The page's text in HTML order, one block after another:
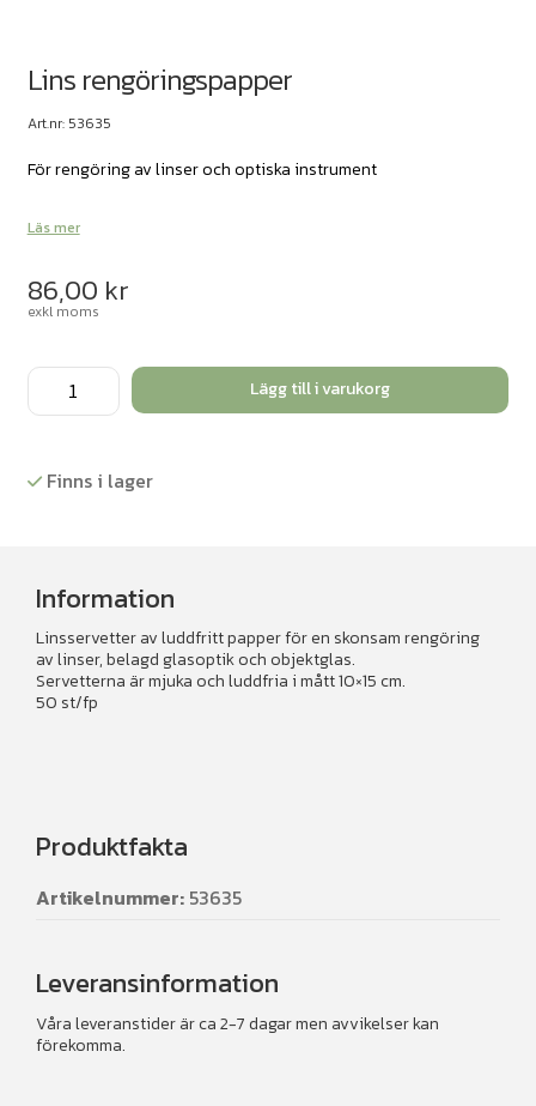
Lins rengöringspapper
Art.nr: 53635
För rengöring av linser och optiska instrument
Läs mer
86,00 kr
exkl moms
Lins
rengöringspapper
Lägg till i varukorg
Finns i lager
Information
Linsservetter av luddfritt papper för en skonsam rengöring
av linser, belagd glasoptik och objektglas.
Servetterna är mjuka och luddfria i mått 10×15 cm.
50 st/fp
Produktfakta
Artikelnummer: 53635
Leveransinformation
Våra leveranstider är ca 2-7 dagar men avvikelser kan
förekomma.